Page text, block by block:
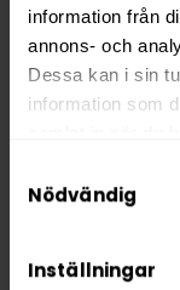
information från
annons- och
Dessa kan i sin
information som
We work with
Nödvändig
Inställningar